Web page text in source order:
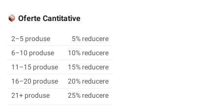
™
NOC
Finisaj
arhitectural
Suede,
Matte,
Oferte Cantitative
2–5 produse
5% reducere
6–10 produse
10% reducere
11–15 produse
15% reducere
16–20 produse
20% reducere
21+ produse
25% reducere